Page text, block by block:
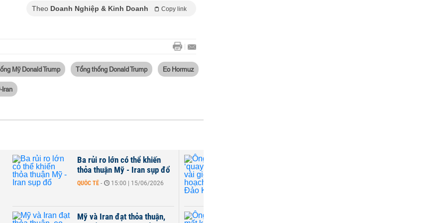
Theo Doanh Nghiệp & Kinh Doanh Copy link
Mỹ Donald Trump Tổng thống Donald Trump Eo Hormuz
Iran
Ba rủi ro lớn có thể khiến
thỏa thuận Mỹ - Iran sụp đổ
QUỐC TẾ - 15:00 | 15/06/2026
Mỹ và Iran đạt thỏa thuận,